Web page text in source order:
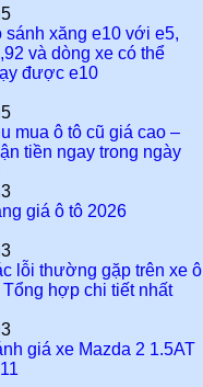
sánh xăng e10 với e5,
và dòng xe có thể
được e10
mua ô tô cũ giá cao –
tiền ngay trong ngày
giá ô tô 2026
lỗi thường gặp trên xe ô
Tổng hợp chi tiết nhất
giá xe Mazda 2 1.5AT